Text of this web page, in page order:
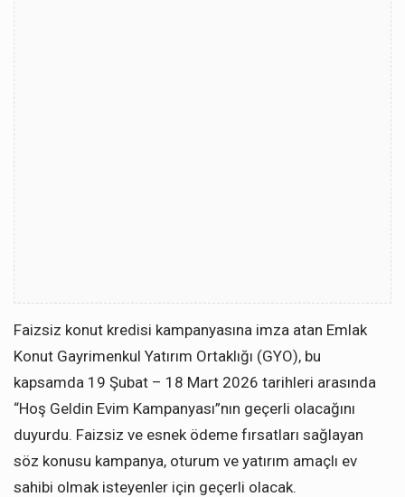
Faizsiz konut kredisi kampanyasına imza atan Emlak
Konut Gayrimenkul Yatırım Ortaklığı (GYO), bu
kapsamda 19 Şubat – 18 Mart 2026 tarihleri arasında
“Hoş Geldin Evim Kampanyası”nın geçerli olacağını
duyurdu. Faizsiz ve esnek ödeme fırsatları sağlayan
söz konusu kampanya, oturum ve yatırım amaçlı ev
sahibi olmak isteyenler için geçerli olacak.